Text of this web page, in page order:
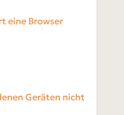
eine Browser
Geräten nicht